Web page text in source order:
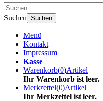
Suchen Suchen
Menü
Kontakt
Impressum
Kasse
Warenkorb(0)Artikel
Ihr Warenkorb ist leer.
Merkzettel(0)Artikel
Ihr Merkzettel ist leer.